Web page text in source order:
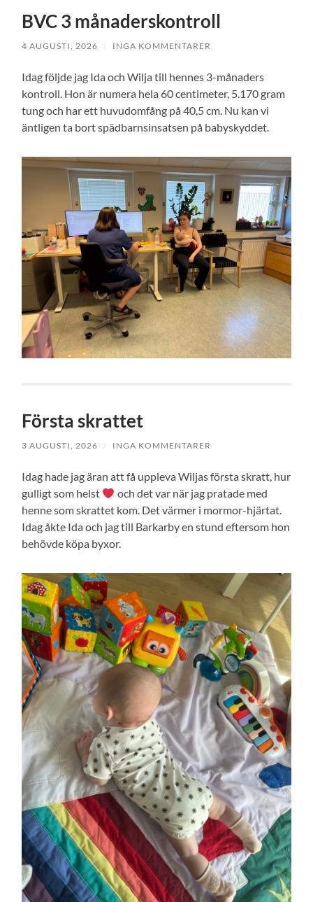
BVC 3 månaderskontroll
4 AUGUSTI, 2026 / INGA KOMMENTARER
Idag följde jag Ida och Wilja till hennes 3-månaders
kontroll. Hon är numera hela 60 centimeter, 5.170 gram
tung och har ett huvudomfång på 40,5 cm. Nu kan vi
äntligen ta bort spädbarnsinsatsen på babyskyddet.
Första skrattet
3 AUGUSTI, 2026 / INGA KOMMENTARER
Idag hade jag äran att få uppleva Wiljas första skratt, hur
gulligt som helst
och det var när jag pratade med
henne som skrattet kom. Det värmer i mormor-hjärtat.
Idag åkte Ida och jag till Barkarby en stund eftersom hon
behövde köpa byxor.